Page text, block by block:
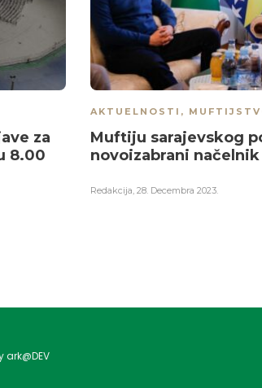
za
8.00
AKTUELNOSTI ,
Muftiju sarajevskog
novoizabrani
Redakcija, 28. Decembra 2023.